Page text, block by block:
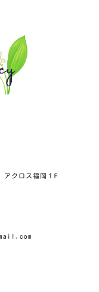
クロス福岡１F